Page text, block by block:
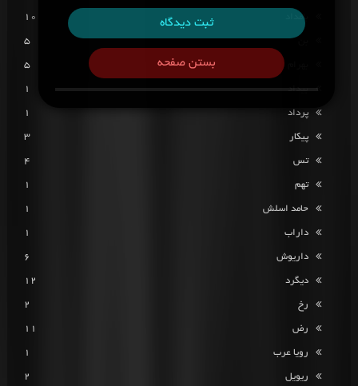
ثبت دیدگاه
بستن صفحه
بامداد 10
5
5
بیداد 1
پرداد 1
پیکار 3
تس 4
تهم 1
حامد اسلش 1
داراب 1
داریوش 6
دیگرد 12
رخ 2
رض 11
رویا عرب 1
ریویل 2